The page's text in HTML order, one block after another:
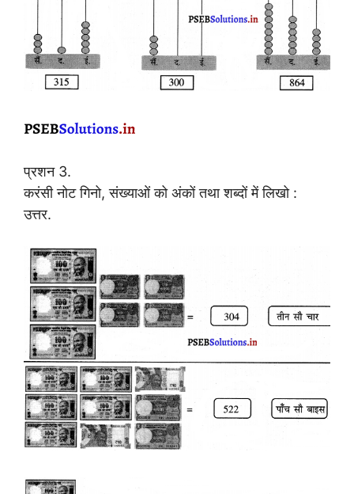
प्रशन 3.
करंसी नोट गिनो, संख्याओं को अंकों तथा शब्दों में लिखो :
उत्तर.